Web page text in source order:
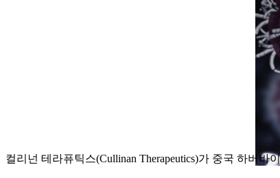
컬리넌 테라퓨틱스(Cullinan Therapeutics)가 중국 하버